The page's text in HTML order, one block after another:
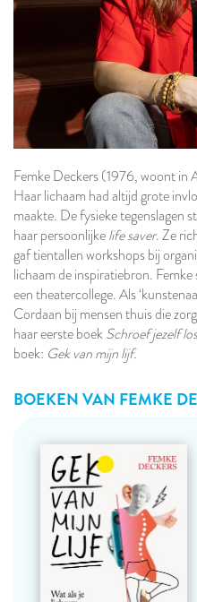
Femke Deckers (1976, woont in
Haar lichaam had altijd grote
maakte. De fysieke tegenslagen
haar persoonlijkelife saver. Ze
gaf tientallen workshops bij
lichaam de inspiratiebron.
een theatercollege. Als
Cordaan bij mensen thuis die
haar eerste boekSchroef jezelf los
boek: Gek van mijn lijf.
BOEKEN VAN FEMKE